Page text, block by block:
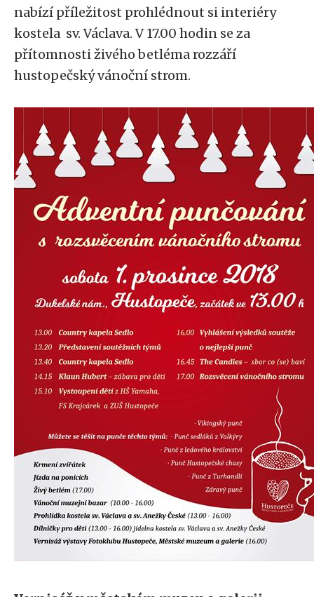
nabízí příležitost prohlédnout si interiéry
kostela sv. Václava. V 17.00 hodin se za
přítomnosti živého betléma rozzáří
hustopečský vánoční strom.